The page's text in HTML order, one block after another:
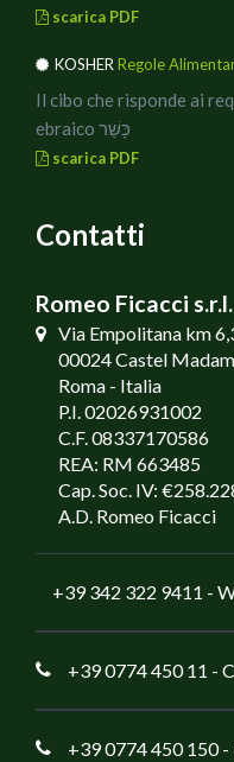
scarica PDF
KOSHERRegole
Il cibo che risponde ai
ebraico כָּשֵׁר
scarica PDF
Contatti
Romeo Ficacci s.r.l.
Via Empolitana km
00024 Castel
Roma - Italia
P.I. 02026931002
C.F. 08337170586
REA: RM 663485
Cap. Soc. IV:
A.D. Romeo Ficacci
+39 342 322 9411 -
+39 0774 450 11 -
+39 0774 450 150-